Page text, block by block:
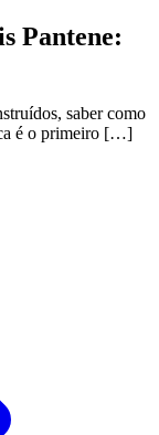
Pantene:
saber como
é o primeiro […]